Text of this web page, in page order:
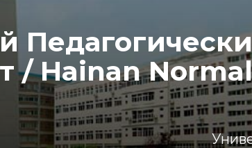
/ Hainan Normal